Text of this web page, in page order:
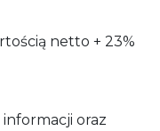
netto + 23%
oraz